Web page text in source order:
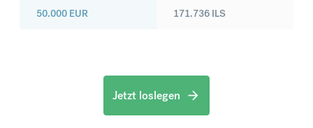
50.000 EUR 171.736 ILS
Jetzt loslegen